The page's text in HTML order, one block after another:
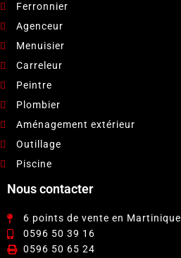
Ferronnier
Agenceur
Menuisier
Carreleur
Peintre
Plombier
Aménagement extérieur
Outillage
Piscine
Nous contacter
6 points de vente en Martinique
0596 50 39 16
0596 50 65 24